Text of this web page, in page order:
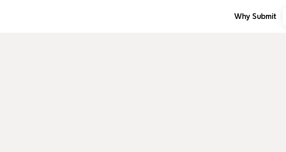
Why Submit